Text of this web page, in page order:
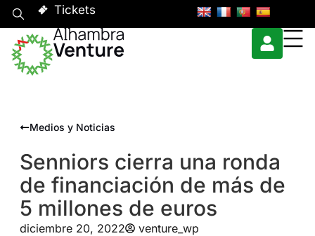
Tickets
Medios y Noticias
Senniors cierra una ronda
de financiación de más de
5 millones de euros
diciembre 20, 2022 venture_wp